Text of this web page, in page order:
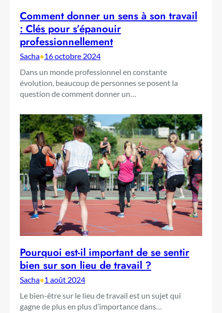
Comment donner un sens à son travail
: Clés pour s’épanouir
professionnellement
Sacha•16 octobre 2024
Dans un monde professionnel en constante
évolution, beaucoup de personnes se posent la
question de comment donner un…
Pourquoi est-il important de se sentir
bien sur son lieu de travail ?
Sacha•1 août 2024
Le bien-être sur le lieu de travail est un sujet qui
gagne de plus en plus d’importance dans…